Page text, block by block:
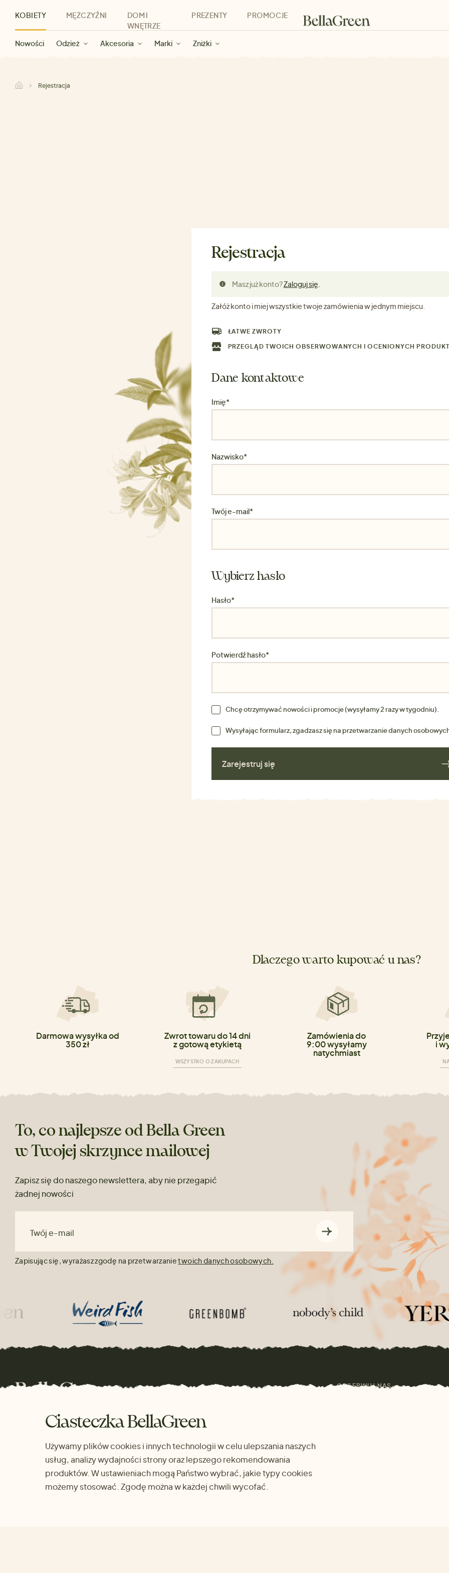
KOBIETY
Nowości Odzież Akcesoria Marki Zniżki
MĘŻCZYŹNI
Nowości Odzież Marki Zniżki
DOM I
WNĘTRZE
PREZENTY
Dla kobiet Dla mężczyzn Dla dzieci Dla wszystkich
PROMOCJE
Wyprzedaż dla kobiet Wyprzedaż dla mężczyzn
Rejestracja
Rejestracja
Masz już konto?Zaloguj się
Załóż konto i miej wszystkie twoje zamówienia w jednym miejscu.
ŁATWE ZWROTY
PRZEGLĄD TWOICH OBSERWOWANYCH I OCENIONYCH
Dane kontaktowe
Imię*
Nazwisko*
Twój e-mail*
Wybierz hasło
Hasło*
Potwierdź hasło*
Chcę otrzymywać nowości i promocje (wysyłamy 2 razy w tygodniu).
Wysyłając formularz, zgadzasz się na przetwarzanie danych
Zarejestruj się
Dlaczego warto kupować u nas?
Darmowa wysyłka od
350 zł
Zwrot towaru do 14 dni
z gotową etykietą
WSZYSTKO O ZAKUPACH
Zamówienia do
9:00 wysyłamy
natychmiast
i
To, co najlepsze od Bella Green
w Twojej skrzynce mailowej
Zapisz się do naszego newslettera, aby nie przegapić
żadnej nowości
Twój e-mail
Zapisując się, wyrażasz zgodę na przetwarzanietwoich danych osobowych.
Piękne ubrania, które świetnie leżą.
Przyjemne materiały, wygodne kroje i starannie
wybrane marki.
OBSERWUJ NAS
Ciasteczka BellaGreen
Używamy plików cookies i innych technologii w celu ulepszania naszych
usług, analizy wydajności strony oraz lepszego rekomendowania
produktów. W ustawieniach mogą Państwo wybrać, jakie typy cookies
możemy stosować. Zgodę można w każdej chwili wycofać.